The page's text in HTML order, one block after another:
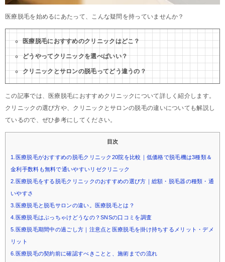
医療脱毛を始めるにあたって、こんな疑問を持っていませんか？
医療脱毛におすすめのクリニックはどこ？
どうやってクリニックを選べばいい？
クリニックとサロンの脱毛ってどう違うの？
この記事では、医療脱毛におすすめクリニックについて詳しく紹介します。
クリニックの選び方や、クリニックとサロンの脱毛の違いについても解説し
ているので、ぜひ参考にしてください。
目次
1.医療脱毛がおすすめの脱毛クリニック20院を比較｜低価格で脱毛機は3種類＆
金利手数料も無料で通いやすいリゼクリニック
2.医療脱毛をする脱毛クリニックのおすすめの選び方｜総額・脱毛器の種類・通
いやすさ
3.医療脱毛と脱毛サロンの違い。医療脱毛とは？
4.医療脱毛はぶっちゃけどうなの？SNSの口コミを調査
5.医療脱毛期間中の過ごし方｜注意点と医療脱毛を掛け持ちするメリット・デメ
リット
6.医療脱毛の契約前に確認すべきことと、施術までの流れ